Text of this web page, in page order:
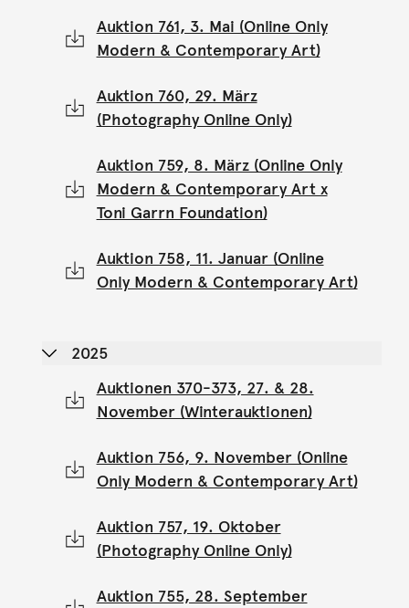
Auktion 761, 3. Mai (Online Only
Modern & Contemporary Art)
Auktion 760, 29. März
(Photography Online Only)
Auktion 759, 8. März (Online Only
Modern & Contemporary Art x
Toni Garrn Foundation)
Auktion 758, 11. Januar (Online
Only Modern & Contemporary Art)
2025
Auktionen 370-373, 27. & 28.
November (Winterauktionen)
Auktion 756, 9. November (Online
Only Modern & Contemporary Art)
Auktion 757, 19. Oktober
(Photography Online Only)
Auktion 755, 28. September